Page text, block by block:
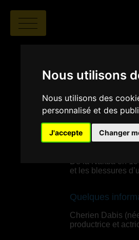
Nous utilisons
Nous utilisons des
personnalisé et des
J'accepte Changer
Cherien
SYNOPSIS
De la Nakba en
et les blessures
Quelques
Cherien Dabis
productrice et